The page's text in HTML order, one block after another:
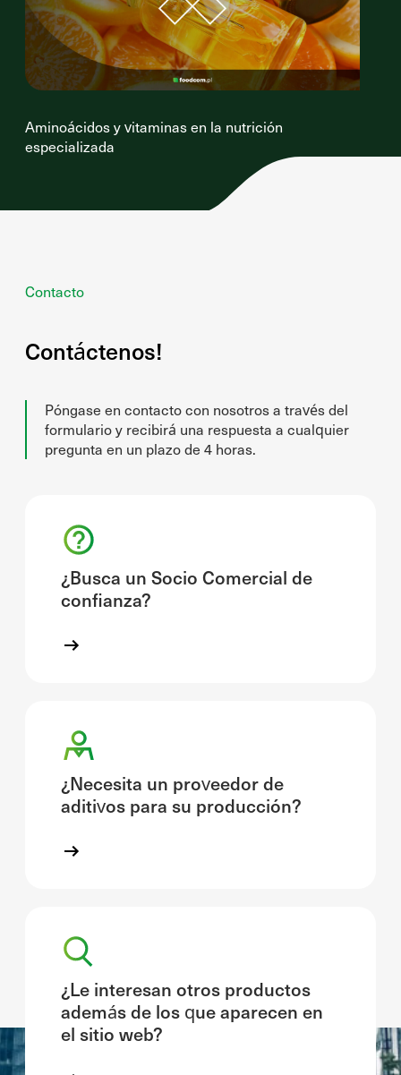
Aminoácidos y vitaminas en la nutrición
especializada
Contacto
Contáctenos!
Póngase en contacto con nosotros a través del
formulario y recibirá una respuesta a cualquier
pregunta en un plazo de 4 horas.
¿Busca un Socio Comercial de
confianza?
¿Necesita un proveedor de
aditivos para su producción?
¿Le interesan otros productos
además de los que aparecen en
el sitio web?